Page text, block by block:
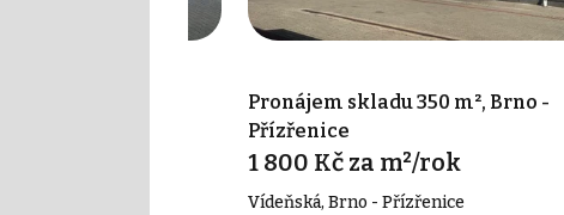
Pronájem skladu 350 m², Brno -
Přízřenice
1 800 Kč za m²/rok
Vídeňská, Brno - Přízřenice